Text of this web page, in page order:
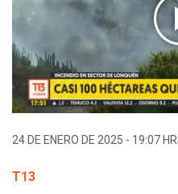
24 DE ENERO DE 2025 - 19:07
T13